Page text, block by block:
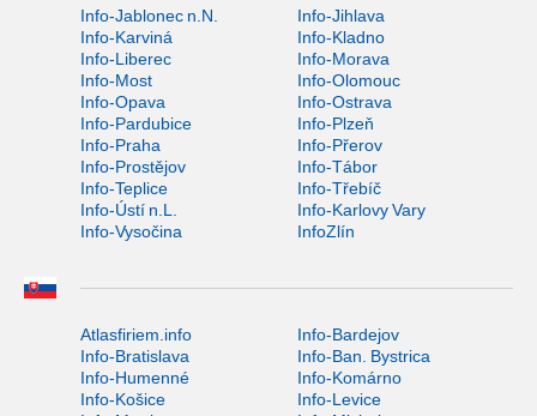
Info-Jablonec n.N.
Info-Jihlava
Info-Karviná
Info-Kladno
Info-Liberec
Info-Morava
Info-Most
Info-Olomouc
Info-Opava
Info-Ostrava
Info-Pardubice
Info-Plzeň
Info-Praha
Info-Přerov
Info-Prostějov
Info-Tábor
Info-Teplice
Info-Třebíč
Info-Ústí n.L.
Info-Karlovy Vary
Info-Vysočina
InfoZlín
Atlasfiriem.info
Info-Bardejov
Info-Bratislava
Info-Ban. Bystrica
Info-Humenné
Info-Komárno
Info-Košice
Info-Levice